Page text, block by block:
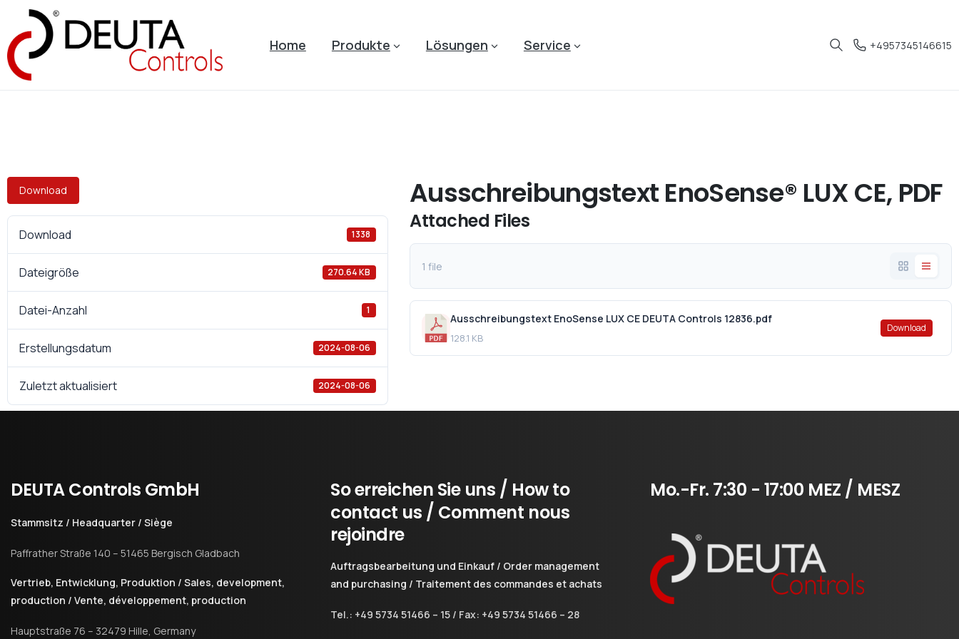
Home Produkte Lösungen Service +4957345146615
Download
Download 1338
Dateigröße 270.64 KB
Datei-Anzahl 1
Erstellungsdatum 2024-08-06
Zuletzt aktualisiert 2024-08-06
Ausschreibungstext EnoSense® LUX CE, PDF
Attached Files
1 file
Ausschreibungstext EnoSense LUX CE DEUTA Controls 12836.pdf
128.1 KB
Download
DEUTAControls GmbH
Stammsitz / Headquarter / Siège
Paffrather Straße 140 – 51465 Bergisch Gladbach
Vertrieb, Entwicklung, Produktion / Sales, development,
production / Vente, développement, production
Hauptstraße 76 – 32479 Hille, Germany
Soerreichen Sie uns / Howto
contact us / Comment nous
rejoindre
Auftragsbearbeitung und Einkauf / Order management
and purchasing / Traitement des commandes et achats
Tel.: +49 5734 51466 – 15 / Fax: +49 5734 51466 – 28
Mo.-Fr. 7:30 - 17:00 MEZ / MESZ